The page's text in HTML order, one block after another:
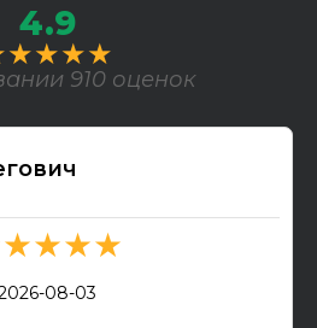
4.9
910 оценок
08-03